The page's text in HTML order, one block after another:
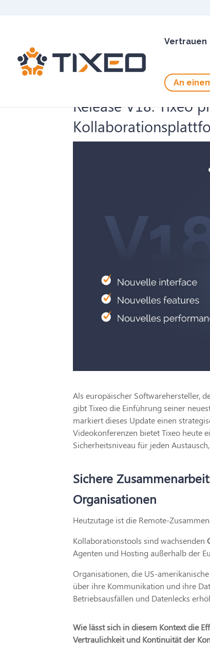
Vertrauen
An
Release V18: Tixeo
Als europäischer Softwarehersteller,
gibt Tixeo die Einführung seiner
markiert dieses Update einen
Videokonferenzen bietet Tixeo heute
Sicherheitsniveau für jeden
Sichere
Organisationen
Heutzutage ist die Remote-
Kollaborationstools sind wachsenden
Agenten und Hosting außerhalb der
Organisationen, die US-
über ihre Kommunikation und ihre
Betriebsausfällen und Datenlecks
Wie lässt sich in diesem Kontext die
Vertraulichkeit und Kontinuität der